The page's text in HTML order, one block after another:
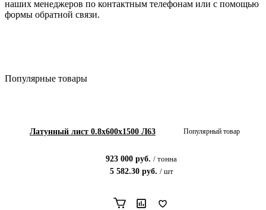
наших менеджеров по контактным телефонам или с помощью
формы обратной связи.
Популярные товары
Латунный лист 0.8x600x1500 Л63 Популярный товар
923 000 руб. / тонна
5 582.30руб. / шт